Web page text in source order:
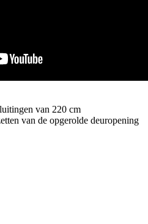
van 220 cm
van de opgerolde deuropening